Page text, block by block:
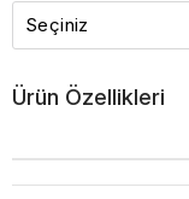
Ürün Özellikleri